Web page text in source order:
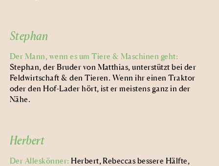
Stephan
Der Mann, wenn es um Tiere & Maschinen geht:
Stephan, der Bruder von Matthias, unterstützt bei der
Feldwirtschaft & den Tieren. Wenn ihr einen Traktor
oder den Hof-Lader hört, ist er meistens ganz in der
Nähe.
Herbert
Der Alleskönner: Herbert, Rebeccas bessere Hälfte,